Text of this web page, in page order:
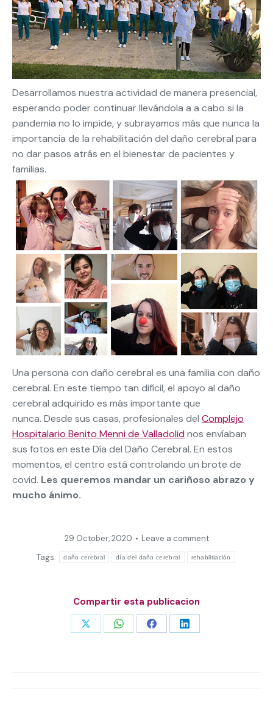
Desarrollamos nuestra actividad de manera presencial,
esperando poder continuar llevándola a a cabo si la
pandemia no lo impide, y subrayamos más que nunca la
importancia de la rehabilitación del daño cerebral para
no dar pasos atrás en el bienestar de pacientes y
familias.
Una persona con daño cerebral es una familia con daño
cerebral. En este tiempo tan difícil, el apoyo al daño
cerebral adquirido es más importante que
nunca. Desde sus casas, profesionales del Complejo
Hospitalario Benito Menni de Valladolid nos envíaban
sus fotos en este Día del Daño Cerebral. En estos
momentos, el centro está controlando un brote de
covid. Les queremos mandar un cariñoso abrazo y
mucho ánimo.
29 October, 2020
Leave a comment
Tags:
daño cerebral día del daño cerebral rehabiltiación
Compartir esta publicacion
Share Share Share Share